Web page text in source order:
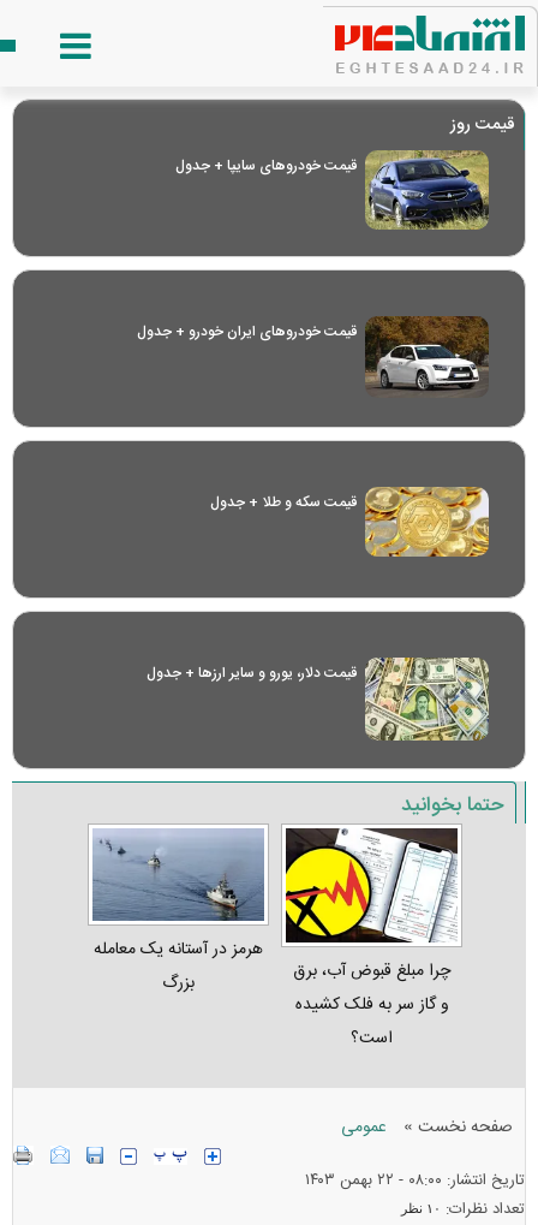
قیمت روز
قیمت خودرو‌های سایپا + جدول
قیمت خودرو‌های ایران خودرو + جدول
قیمت سکه و طلا + جدول
قیمت دلار، یورو و سایر ارز‌ها + جدول
حتما بخوانید
چرا مبلغ قبوض آب، برق
و گاز سر به فلک کشیده
است؟
هرمز در آستانه یک معامله
بزرگ
صفحه نخست » عمومی
تاریخ انتشار: ۰۸:۰۰ - ۲۲ بهمن ۱۴۰۳
تعداد نظرات: ۱۰ نظر